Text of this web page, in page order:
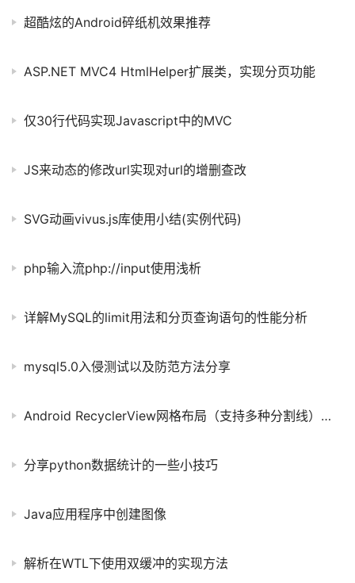
超酷炫的Android碎纸机效果推荐
ASP.NET MVC4 HtmlHelper扩展类，实现分页功能
仅30行代码实现Javascript中的MVC
JS来动态的修改url实现对url的增删查改
SVG动画vivus.js库使用小结(实例代码)
php输入流php://input使用浅析
详解MySQL的limit用法和分页查询语句的性能分析
mysql5.0入侵测试以及防范方法分享
Android RecyclerView网格布局（支持多种分割线）详解(2)
分享python数据统计的一些小技巧
Java应用程序中创建图像
解析在WTL下使用双缓冲的实现方法